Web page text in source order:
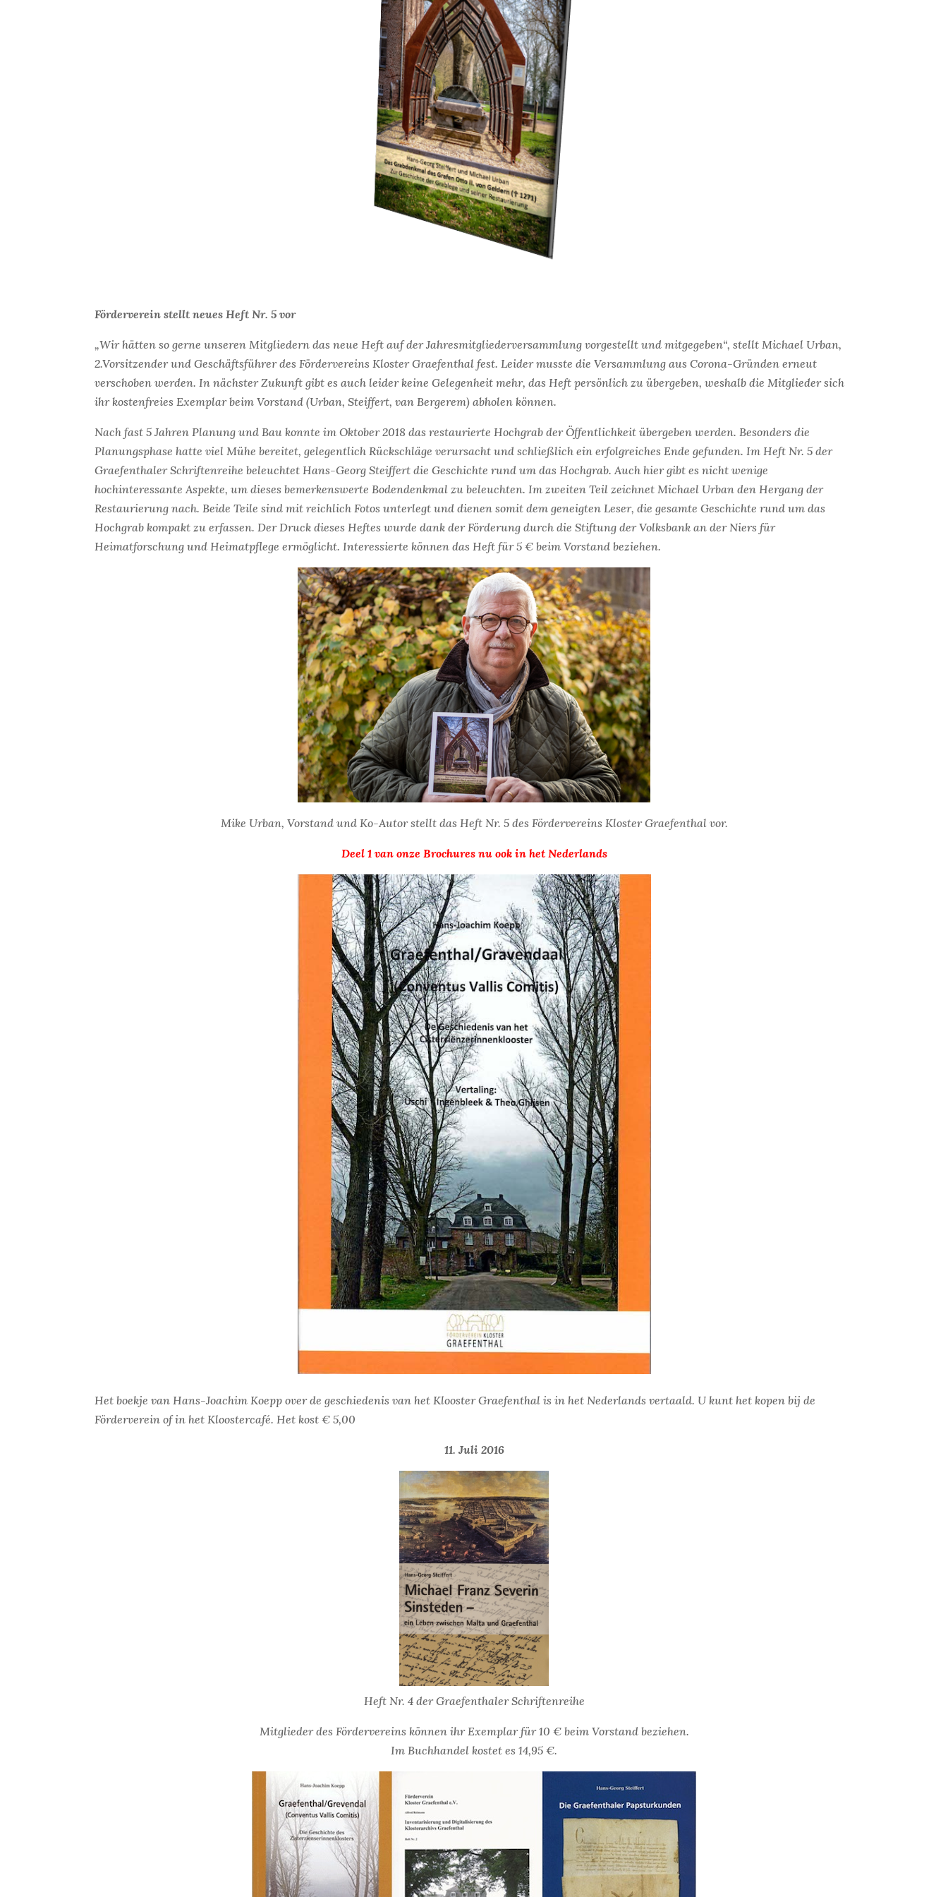
Förderverein stellt neues Heft Nr. 5 vor
„Wir hätten so gerne unseren Mitgliedern das neue Heft auf der Jahresmitgliederversammlung vorgestellt und mitgegeben“, stellt Michael Urban,
2.Vorsitzender und Geschäftsführer des Fördervereins Kloster Graefenthal fest. Leider musste die Versammlung aus Corona-Gründen erneut
verschoben werden. In nächster Zukunft gibt es auch leider keine Gelegenheit mehr, das Heft persönlich zu übergeben, weshalb die Mitglieder sich
ihr kostenfreies Exemplar beim Vorstand (Urban, Steiffert, van Bergerem) abholen können.
Nach fast 5 Jahren Planung und Bau konnte im Oktober 2018 das restaurierte Hochgrab der Öffentlichkeit übergeben werden. Besonders die
Planungsphase hatte viel Mühe bereitet, gelegentlich Rückschläge verursacht und schließlich ein erfolgreiches Ende gefunden. Im Heft Nr. 5 der
Graefenthaler Schriftenreihe beleuchtet Hans-Georg Steiffert die Geschichte rund um das Hochgrab. Auch hier gibt es nicht wenige
hochinteressante Aspekte, um dieses bemerkenswerte Bodendenkmal zu beleuchten. Im zweiten Teil zeichnet Michael Urban den Hergang der
Restaurierung nach. Beide Teile sind mit reichlich Fotos unterlegt und dienen somit dem geneigten Leser, die gesamte Geschichte rund um das
Hochgrab kompakt zu erfassen. Der Druck dieses Heftes wurde dank der Förderung durch die Stiftung der Volksbank an der Niers für
Heimatforschung und Heimatpflege ermöglicht. Interessierte können das Heft für 5 € beim Vorstand beziehen.
Mike Urban, Vorstand und Ko-Autor stellt das Heft Nr. 5 des Fördervereins Kloster Graefenthal vor.
Deel 1 van onze Brochures nu ook in het Nederlands
Het boekje van Hans-Joachim Koepp over de geschiedenis van het Klooster Graefenthal is in het Nederlands vertaald. U kunt het kopen bij de
Förderverein of in het Kloostercafé. Het kost € 5,00
11. Juli 2016
Heft Nr. 4 der Graefenthaler Schriftenreihe
Mitglieder des Fördervereins können ihr Exemplar für 10 € beim Vorstand beziehen.
Im Buchhandel kostet es 14,95 €.